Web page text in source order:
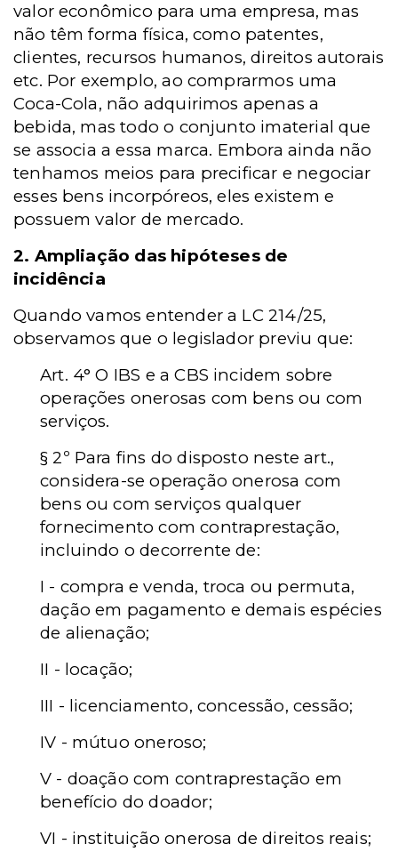
valor econômico para uma empresa, mas
não têm forma física, como patentes,
clientes, recursos humanos, direitos autorais
etc. Por exemplo, ao comprarmos uma
Coca-Cola, não adquirimos apenas a
bebida, mas todo o conjunto imaterial que
se associa a essa marca. Embora ainda não
tenhamos meios para precificar e negociar
esses bens incorpóreos, eles existem e
possuem valor de mercado.
2. Ampliação das hipóteses de
incidência
Quando vamos entender a LC 214/25,
observamos que o legislador previu que:
Art. 4° O IBS e a CBS incidem sobre
operações onerosas com bens ou com
serviços.
§ 2º Para fins do disposto neste art.,
considera-se operação onerosa com
bens ou com serviços qualquer
fornecimento com contraprestação,
incluindo o decorrente de:
I - compra e venda, troca ou permuta,
dação em pagamento e demais espécies
de alienação;
II - locação;
III - licenciamento, concessão, cessão;
IV - mútuo oneroso;
V - doação com contraprestação em
benefício do doador;
VI - instituição onerosa de direitos reais;